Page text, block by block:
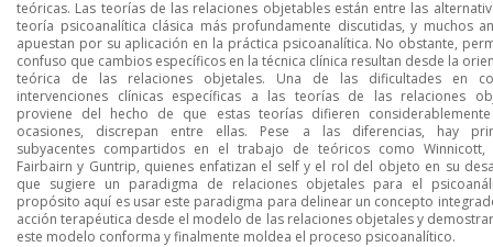
teóricas. Las teorías de las relaciones objetables están entre las
teoría psicoanalítica clásica más profundamente discutidas, y muchos
apuestan por su aplicación en la práctica psicoanalítica. No obstante,
confuso que cambios específicos en la técnica clínica resultan desde la
teórica de las relaciones objetales. Una de las dificultades en
intervenciones clínicas específicas a las teorías de las relaciones
proviene del hecho de que estas teorías difieren
ocasiones, discrepan entre ellas. Pese a las diferencias, hay
subyacentes compartidos en el trabajo de teóricos como Winnicott,
Fairbairn y Guntrip, quienes enfatizan el self y el rol del objeto en su
que sugiere un paradigma de relaciones objetales para el
propósito aquí es usar este paradigma para delinear un concepto
acción terapéutica desde el modelo de las relaciones objetales y
este modelo conforma y finalmente moldea el proceso psicoanalítico.